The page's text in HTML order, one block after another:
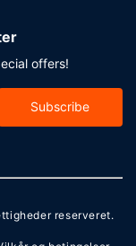
offers!
Subscribe
reserveret.